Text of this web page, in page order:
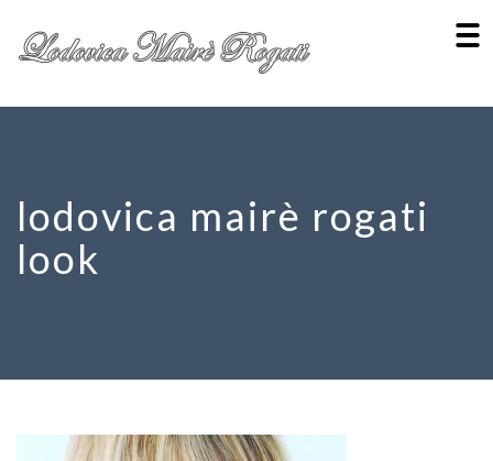
lodovica mairè rogati
look